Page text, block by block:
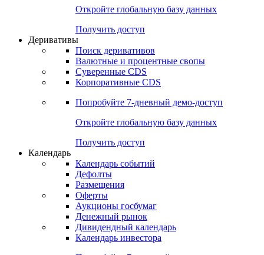
Откройте глобальную базу данных
Получить доступ
Деривативы
Поиск деривативов
Валютные и процентные свопы
Суверенные CDS
Корпоративные CDS
Попробуйте 7-дневный демо-доступ
Откройте глобальную базу данных
Получить доступ
Календарь
Календарь событий
Дефолты
Размещения
Оферты
Аукционы госбумаг
Денежный рынок
Дивидендный календарь
Календарь инвестора